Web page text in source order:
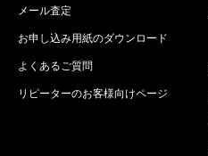
メール査定
お申し込み用紙のダウンロード
よくあるご質問
リピーターのお客様向けページ